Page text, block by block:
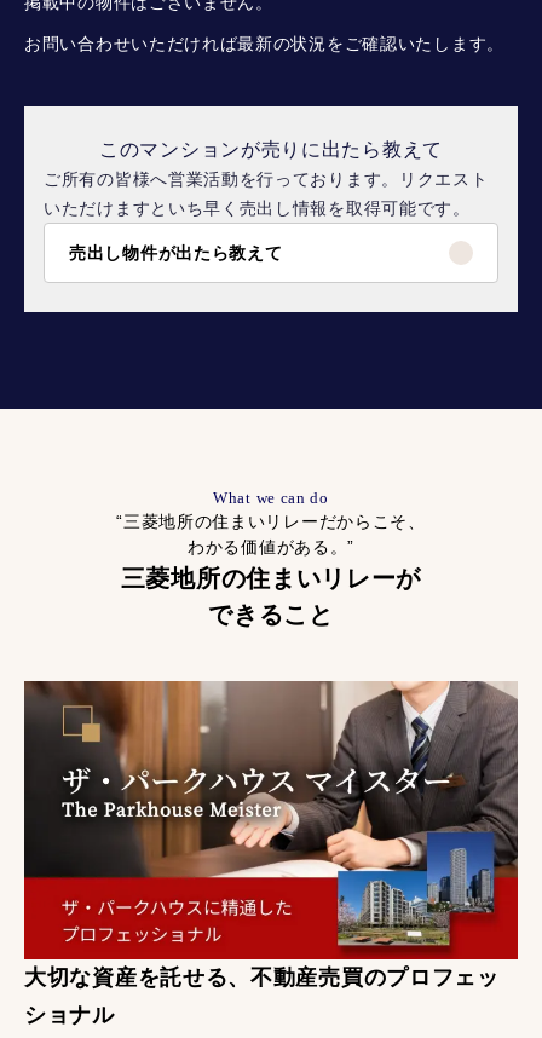
お問い合わせいただければ最新の状況をご確認いたします。
このマンションが売りに出たら教えて
ご所有の皆様へ営業活動を行っております。リクエスト
いただけますといち早く売出し情報を取得可能です。
売出し物件が出たら教えて
What we can do
“三菱地所の住まいリレーだからこそ、
わかる価値がある。”
三菱地所の住まいリレーが
できること
大切な資産を託せる、不動産売買のプロフェッ
ショナル